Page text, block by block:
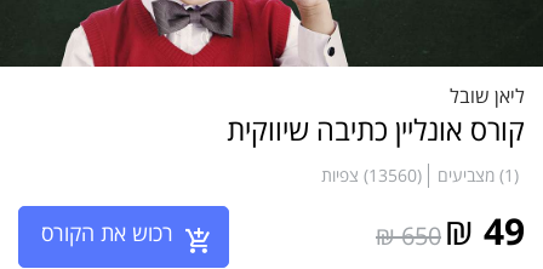
ליאן שובל
קורס אונליין כתיבה שיווקית
(1) מצביעים (13560) צפיות
49
₪
650 ₪ רכוש את הקורס